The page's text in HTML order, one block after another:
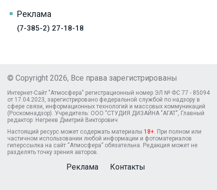
Реклама
(7-385-2) 27-18-18
© Copyright 2026, Все права зарегистрированы
Интернет-Сайт "Атмосфера" регистрационный номер ЭЛ № ФС 77 - 85094
от 17.04.2023, зарегистрировано федеральной службой по надзору в
сфере связи, информационных технологий и массовых коммуникаций
(Роскомнадзор). Учредитель: ООО "СТУДИЯ ДИЗАЙНА "АГАТ", Главный
редактор: Негреев Дмитрий Викторович
Настоящий ресурс может содержать материалы 18+ . При полном или
частичном использовании любой информации и фотоматериалов
гиперссылка на сайт “Атмосфера” обязательна. Редакция может не
разделять точку зрения авторов.
Реклама Контакты